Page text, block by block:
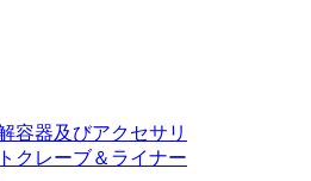
容器及びアクセサリ
クレーブ＆ライナー